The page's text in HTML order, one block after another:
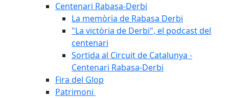
Centenari Rabasa-Derbi
La memòria de Rabasa Derbi
"La victòria de Derbi", el podcast del
centenari
Sortida al Circuit de Catalunya -
Centenari Rabasa-Derbi
Fira del Glop
Patrimoni